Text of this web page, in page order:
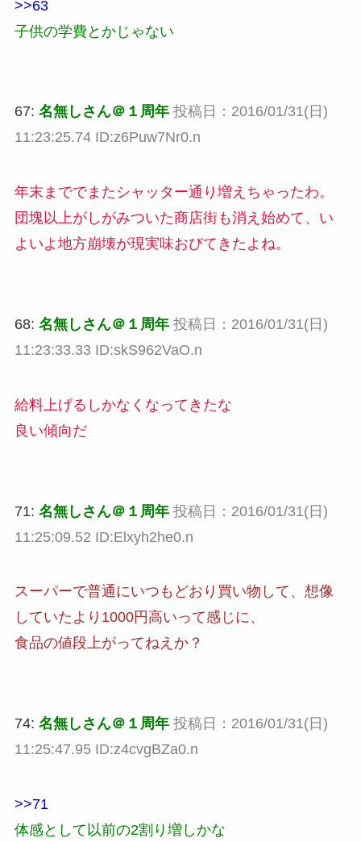
>>63
子供の学費とかじゃない
67: 名無しさん＠１周年 投稿日：2016/01/31(日)
11:23:25.74 ID:z6Puw7Nr0.n
年末まででまたシャッター通り増えちゃったわ。
団塊以上がしがみついた商店街も消え始めて、い
よいよ地方崩壊が現実味おびてきたよね。
68: 名無しさん＠１周年 投稿日：2016/01/31(日)
11:23:33.33 ID:skS962VaO.n
給料上げるしかなくなってきたな
良い傾向だ
71: 名無しさん＠１周年 投稿日：2016/01/31(日)
11:25:09.52 ID:Elxyh2he0.n
スーパーで普通にいつもどおり買い物して、想像
していたより1000円高いって感じに、
食品の値段上がってねえか？
74: 名無しさん＠１周年 投稿日：2016/01/31(日)
11:25:47.95 ID:z4cvgBZa0.n
>>71
体感として以前の2割り増しかな